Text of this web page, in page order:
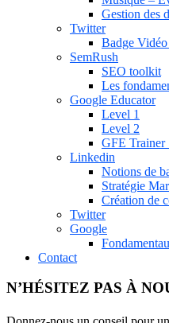
Gestion des
Twitter
Badge
SemRush
SEO toolkit
Les
Google Educator
Level 1
Level 2
GFE Trainer
Linkedin
Notions de
Stratégie
Création de
Twitter
Google
Contact
N’HÉSITEZ PAS À